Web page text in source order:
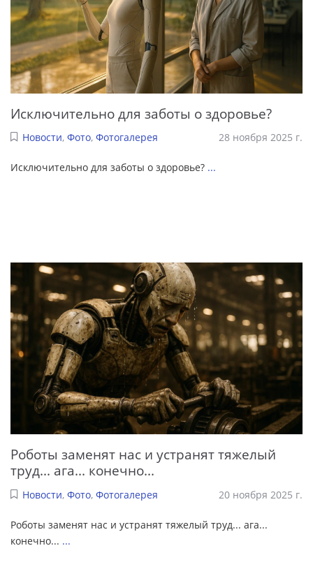
Исключительно для заботы о здоровье?
Новости, Фото, Фотогалерея 28 ноября 2025 г.
Исключительно для заботы о здоровье? ...
Роботы заменят нас и устранят тяжелый
труд... ага... конечно...
Новости, Фото, Фотогалерея 20 ноября 2025 г.
Роботы заменят нас и устранят тяжелый труд... ага...
конечно... ...